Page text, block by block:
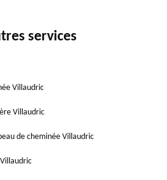
services
Villaudric
Villaudric
de cheminée Villaudric